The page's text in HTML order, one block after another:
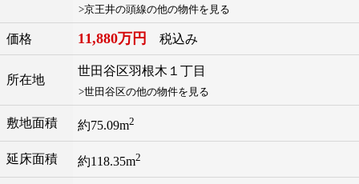
>京王井の頭線の他の物件を見る
価格 11,880万円 税込み
所在地
世田谷区羽根木 １丁目
>世田谷区の他の物件を見る
敷地面積 約75.09m2
延床面積 約118.35m2